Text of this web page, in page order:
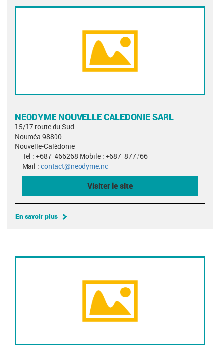
NEODYME NOUVELLE CALEDONIE SARL
15/17 route du Sud
Nouméa 98800
Nouvelle-Calédonie
Tel : +687_466268 Mobile : +687_877766
Mail : contact@neodyme.nc
Visiter le site
En savoir plus